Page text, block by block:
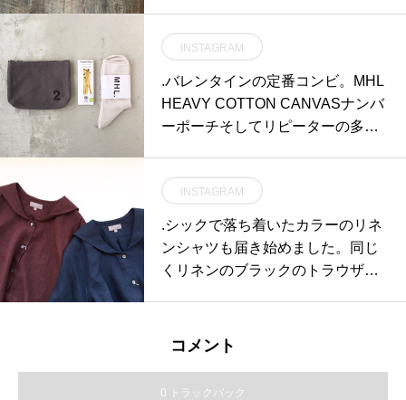
ゃんにぴったりです.上から着せる
タイプではなくマジックテープな
ので簡単に着せてあげる事ができ
ます◎.ピンク色も新しく入荷して
ます.GROOM HAUS松江市乃白町
20270852-61-2885open 9:00close
18:00@haus_matsue #松江トリミ
ングサロン #松江トリミング #松
江スパシャンプー#松江ペットサ
ロン #松江ペット #松江#山陰#島
根#hausmathue #groomhaus
INSTAGRAM
.バレンタインの定番コンビ。MHL
HEAVY COTTON CANVASナンバ
ーポーチそしてリピーターの多い
S#ナンバーポーチ#pouch#ラソッ
クス#L字型靴下#socks#peopletre
e #chocolate#hausmatsue #島根#
松江
INSTAGRAM
.シックで落ち着いたカラーのリネ
ンシャツも届き始めました。同じ
くリネンのブラックのトラウザー
ワイン、ブルー、ホワイトsize Ⅰ
コメント
0 トラックバック